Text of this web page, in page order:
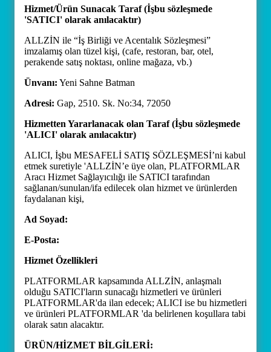
Hizmet/Ürün Sunacak Taraf (İşbu sözleşmede
'SATICI' olarak anılacaktır)
ALLZİN ile “İş Birliği ve Acentalık Sözleşmesi”
imzalamış olan tüzel kişi, (cafe, restoran, bar, otel,
perakende satış noktası, online mağaza, vb.)
Ünvanı: Yeni Sahne Batman
Adresi: Gap, 2510. Sk. No:34, 72050
Hizmetten Yararlanacak olan Taraf (İşbu sözleşmede
'ALICI' olarak anılacaktır)
ALICI, İşbu MESAFELİ SATIŞ SÖZLEŞMESİ’ni kabul
etmek suretiyle 'ALLZİN’e üye olan, PLATFORMLAR
Aracı Hizmet Sağlayıcılığı ile SATICI tarafından
sağlanan/sunulan/ifa edilecek olan hizmet ve ürünlerden
faydalanan kişi,
Ad Soyad:
E-Posta:
Hizmet Özellikleri
PLATFORMLAR kapsamında ALLZİN, anlaşmalı
olduğu SATICI'ların sunacağı hizmetleri ve ürünleri
PLATFORMLAR'da ilan edecek; ALICI ise bu hizmetleri
ve ürünleri PLATFORMLAR 'da belirlenen koşullara tabi
olarak satın alacaktır.
ÜRÜN/HİZMET BİLGİLERİ: